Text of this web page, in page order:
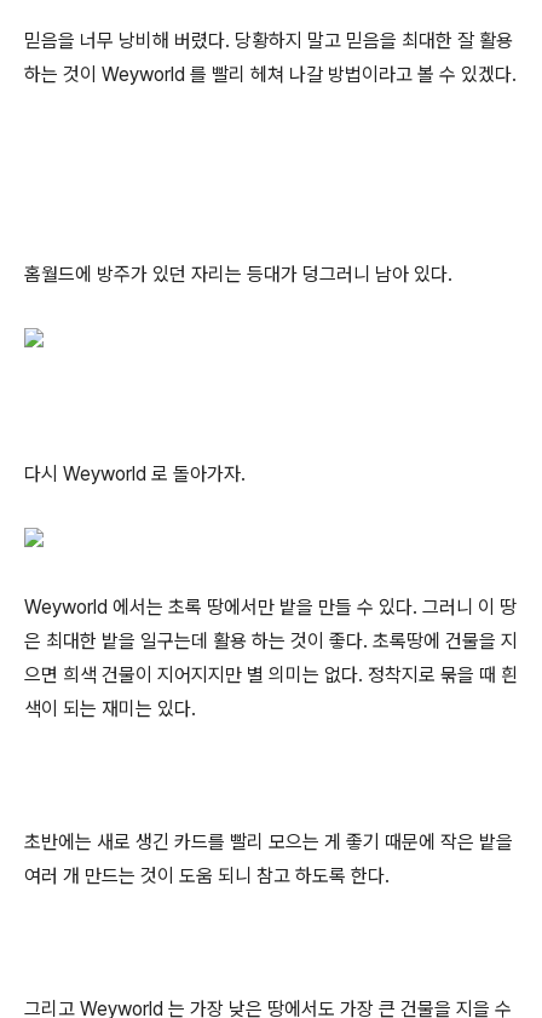
믿음을 너무 낭비해 버렸다. 당황하지 말고 믿음을 최대한 잘 활용
하는 것이 Weyworld 를 빨리 헤쳐 나갈 방법이라고 볼 수 있겠다.
홈월드에 방주가 있던 자리는 등대가 덩그러니 남아 있다.
다시 Weyworld 로 돌아가자.
Weyworld 에서는 초록 땅에서만 밭을 만들 수 있다. 그러니 이 땅
은 최대한 밭을 일구는데 활용 하는 것이 좋다. 초록땅에 건물을 지
으면 희색 건물이 지어지지만 별 의미는 없다. 정착지로 묶을 때 흰
색이 되는 재미는 있다.
초반에는 새로 생긴 카드를 빨리 모으는 게 좋기 때문에 작은 밭을
여러 개 만드는 것이 도움 되니 참고 하도록 한다.
그리고 Weyworld 는 가장 낮은 땅에서도 가장 큰 건물을 지을 수